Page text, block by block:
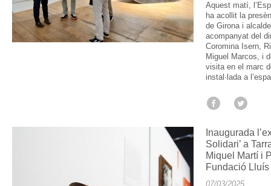
Aquest matí,
ha acollit la
de Girona i
acompanyat del
Coromina Isern,
Miguel Marcos, i
visita en el marc
instal·lada a
Inaugurada
Solidari’ a
Miquel Martí i
Fundació
07/03/2025